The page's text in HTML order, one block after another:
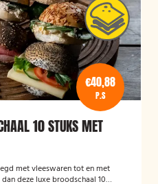
€40,88
P.S
10 STUKS MET
met vleeswaren tot en met
deze luxe broodschaal 10